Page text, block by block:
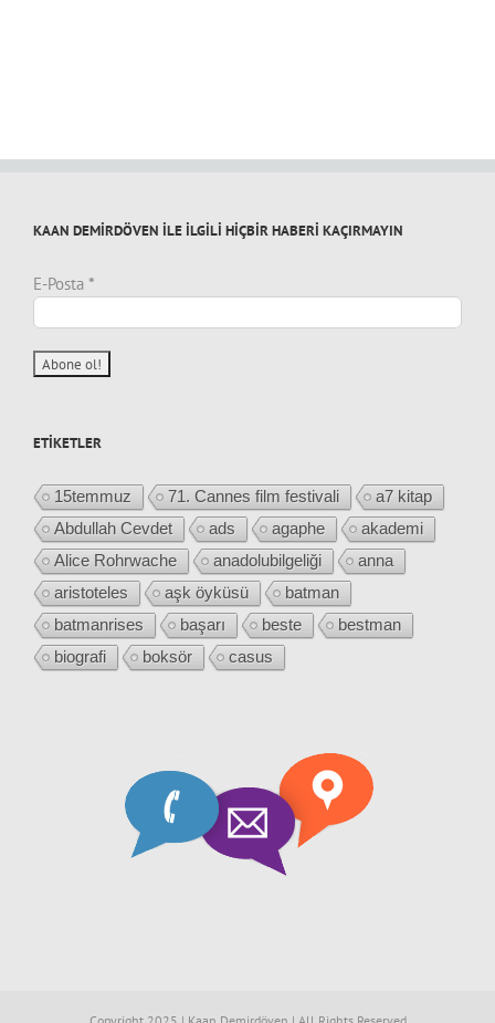
KAAN DEMİRDÖVEN İLE İLGİLİ HİÇBİR HABERİ KAÇIRMAYIN
E-Posta *
ETIKETLER
15temmuz 71. Cannes film festivali
a7 kitap
Abdullah Cevdet
ads agaphe
akademi
Alice Rohrwache
anadolubilgeliği
anna
aristoteles
aşk öyküsü
batman
batmanrises
başarı beste
bestman
biografi
boksör casus